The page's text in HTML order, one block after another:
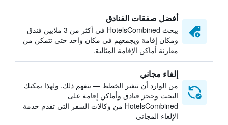
أفضل صفقات الفنادق
يبحث HotelsCombined في أكثر من 3 ملايين فندق
ومكان إقامة ويجمعهم في مكان واحد حتى تتمكن من
مقارنة أماكن الإقامة المثالية.
إلغاء مجاني
من الوارد أن تتغير الخطط — نتفهم ذلك. ولهذا يمكنك
البحث وحجز فنادق وأماكن إقامة على
HotelsCombined من وكالات السفر التي تقدم خدمة
الإلغاء المجاني